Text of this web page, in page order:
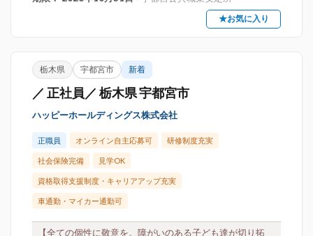
★お気に入り
栃木県 宇都宮市 新着
／ 正社員／ 栃木県 宇都宮市
ハッピーホールディングス株式会社
正職員 オンライン自主応募可 研修制度充実
社会保険完備 見学OK
資格取得支援制度・キャリアアップ充実
車通勤・マイカー通勤可
【全ての個性に敬意を。障がいのある子ども達が切り拓